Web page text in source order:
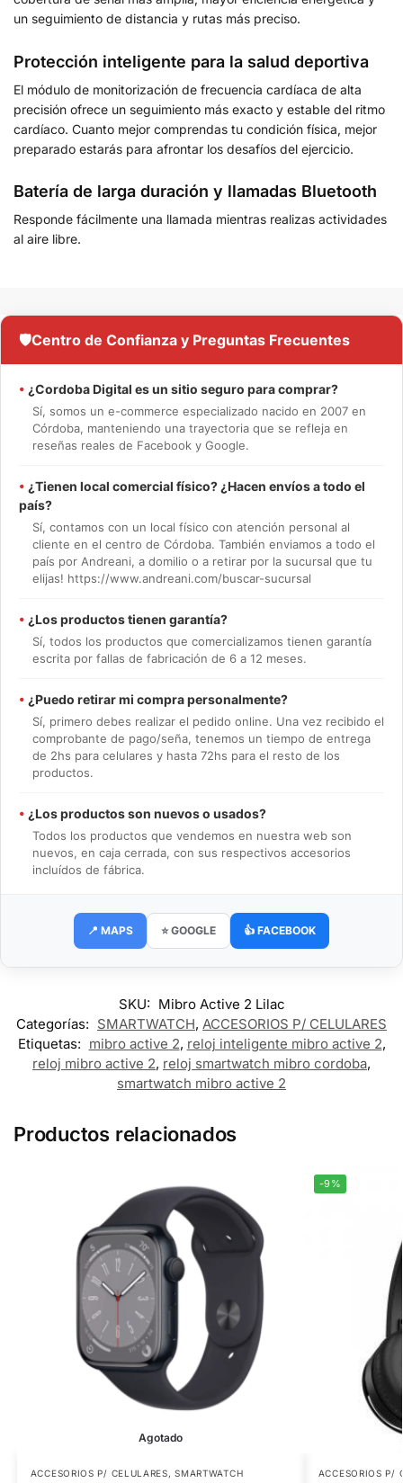
un seguimiento de distancia y rutas más preciso.
Protección inteligente para la salud deportiva
El módulo de monitorización de frecuencia cardíaca de alta
precisión ofrece un seguimiento más exacto y estable del ritmo
cardíaco. Cuanto mejor comprendas tu condición física, mejor
preparado estarás para afrontar los desafíos del ejercicio.
Batería de larga duración y llamadas Bluetooth
Responde fácilmente una llamada mientras realizas actividades
al aire libre.
🛡️Centro de Confianza y Preguntas Frecuentes
• ¿Cordoba Digital es un sitio seguro para comprar?
Sí, somos un e-commerce especializado nacido en 2007 en
Córdoba, manteniendo una trayectoria que se refleja en
reseñas reales de Facebook y Google.
• ¿Tienen local comercial físico? ¿Hacen envíos a todo el
país?
Sí, contamos con un local físico con atención personal al
cliente en el centro de Córdoba. También enviamos a todo el
país por Andreani, a domilio o a retirar por la sucursal que tu
elijas! https://www.andreani.com/buscar-sucursal
• ¿Los productos tienen garantía?
Sí, todos los productos que comercializamos tienen garantía
escrita por fallas de fabricación de 6 a 12 meses.
• ¿Puedo retirar mi compra personalmente?
Sí, primero debes realizar el pedido online. Una vez recibido el
comprobante de pago/seña, tenemos un tiempo de entrega
de 2hs para celulares y hasta 72hs para el resto de los
productos.
• ¿Los productos son nuevos o usados?
Todos los productos que vendemos en nuestra web son
nuevos, en caja cerrada, con sus respectivos accesorios
incluídos de fábrica.
📍 MAPS ⭐ GOOGLE 👍 FACEBOOK
SKU: Mibro Active 2 Lilac
Categorías: SMARTWATCH, ACCESORIOS P/ CELULARES
Etiquetas: mibro active 2, reloj inteligente mibro active 2,
reloj mibro active 2, reloj smartwatch mibro cordoba,
smartwatch mibro active 2
Productos relacionados
Agotado
ACCESORIOS P/ CELULARES,SMARTWATCH
-9%
ACCESORIOS P/